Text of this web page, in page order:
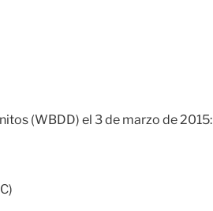
(WBDD) el 3 de marzo de 2015: